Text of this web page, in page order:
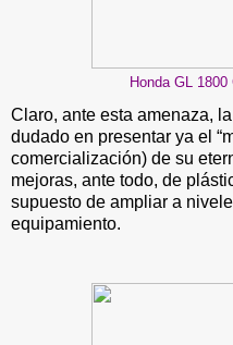
Honda GL 1800
Claro, ante esta amenaza,
dudado en presentar ya el
comercialización) de su
mejoras, ante todo, de
supuesto de ampliar a
equipamiento.